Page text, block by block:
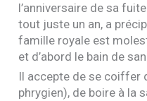
l’anniversaire de sa
tout juste un an, a
famille royale est
et d’abord le bain de
Il accepte de se coiffer
phrygien), de boire à la